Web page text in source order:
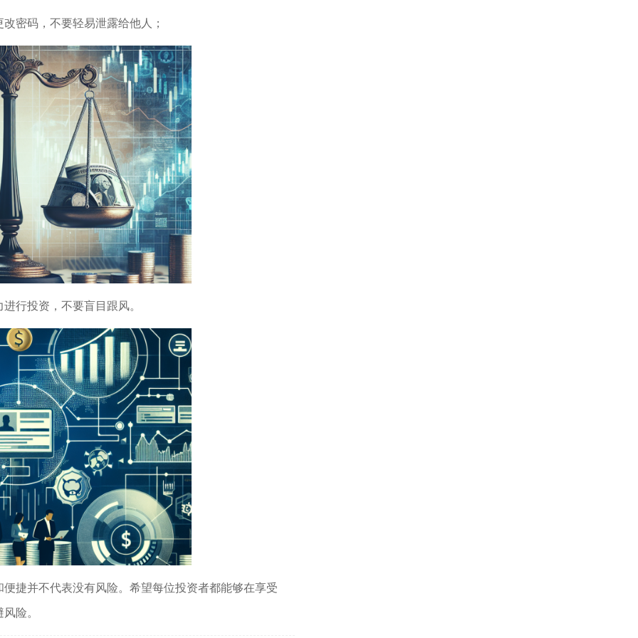
密码，不要轻易泄露给他人；
行投资，不要盲目跟风。
捷并不代表没有风险。希望每位投资者都能够在享受
险。